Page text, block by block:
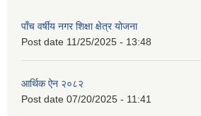
पाँच वर्षीय नगर शिक्षा क्षेत्र योजना
Post date 11/25/2025 - 13:48
आर्थिक ऐन २०८२
Post date 07/20/2025 - 11:41